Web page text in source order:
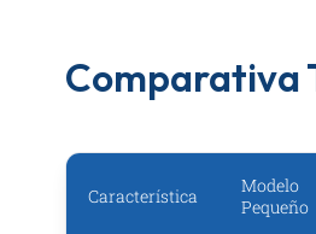
Comparativa
Característica
Modelo
Pequeño